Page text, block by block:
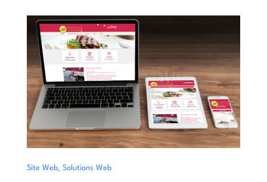
Site Web, Solutions Web